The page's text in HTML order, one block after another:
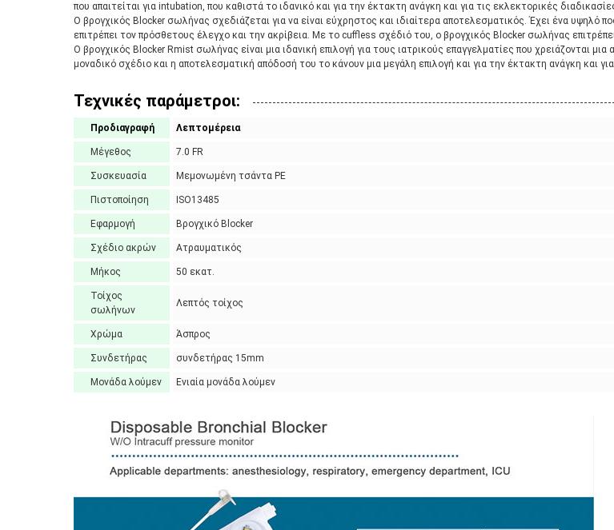
που απαιτείται για intubation, που καθιστά το ιδανικό και για την έκτακτη ανάγκη και για τις εκλεκτορικές
Ο βρογχικός Blocker σωλήνας σχεδιάζεται για να είναι εύχρηστος και ιδιαίτερα αποτελεσματικός. Έχει ένα υψηλό
επιτρέπει τον πρόσθετους έλεγχο και την ακρίβεια. Με το cuffless σχέδιό του, ο βρογχικός Blocker σωλήνας επιτρέπει
Ο βρογχικός Blocker Rmist σωλήνας είναι μια ιδανική επιλογή για τους ιατρικούς επαγγελματίες που χρειάζονται
μοναδικό σχέδιο και η αποτελεσματική απόδοσή του το κάνουν μια μεγάλη επιλογή και για την έκτακτη ανάγκη και
Τεχνικές παράμετροι:
Προδιαγραφή Λεπτομέρεια
Μέγεθος 7.0 FR
Συσκευασία Μεμονωμένη τσάντα PE
Πιστοποίηση ISO13485
Εφαρμογή Βρογχικό Blocker
Σχέδιο ακρών Ατραυματικός
Μήκος 50 εκατ.
Τοίχος
σωλήνων
Λεπτός τοίχος
Χρώμα Άσπρος
Συνδετήρας συνδετήρας 15mm
Μονάδα λούμεν Ενιαία μονάδα λούμεν